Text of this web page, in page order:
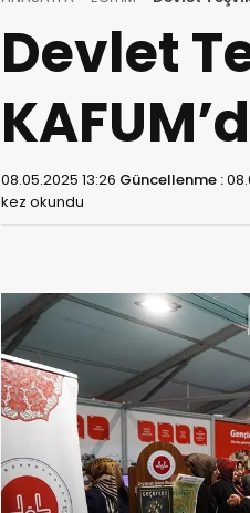
Devlet
08.05.2025 13:26 Güncellenme :
kez okundu